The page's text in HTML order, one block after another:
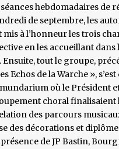
hebdomadaires de
de septembre, les
à l’honneur les trois
en les accueillant dans
Ensuite, tout le groupe,
Echos de la Warche »,
où le Président
choral finalisaient
des parcours
des décorations et
de JP Bastin,